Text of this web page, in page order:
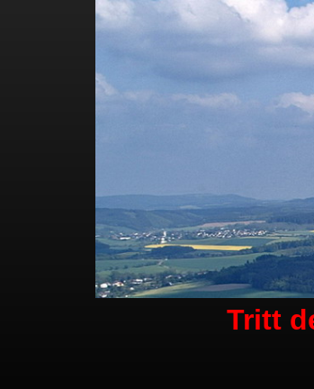
Tritt